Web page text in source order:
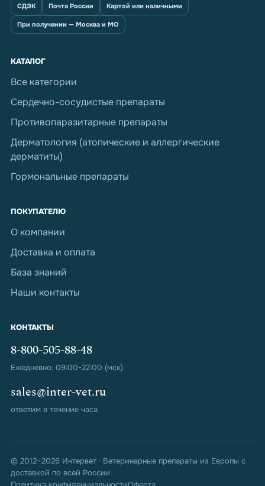
СДЭК Почта России Картой или наличными
При получении — Москва и МО
КАТАЛОГ
Все категории
Сердечно-сосудистые препараты
Противопаразитарные препараты
Дерматология (атопические и аллергические
дерматиты)
Гормональные препараты
ПОКУПАТЕЛЮ
О компании
Доставка и оплата
База знаний
Наши контакты
КОНТАКТЫ
8-800-505-88-48
Ежедневно: 09:00-22:00 (мск)
sales@inter-vet.ru
ответим в течение часа
© 2012–2026 Интервет · Ветеринарные препараты из Европы с
доставкой по всей России